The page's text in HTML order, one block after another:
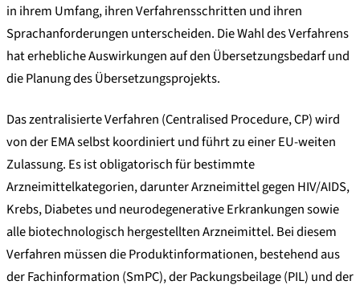
in ihrem Umfang, ihren Verfahrensschritten und ihren
Sprachanforderungen unterscheiden. Die Wahl des Verfahrens
hat erhebliche Auswirkungen auf den Übersetzungsbedarf und
die Planung des Übersetzungsprojekts.
Das zentralisierte Verfahren (Centralised Procedure, CP) wird
von der EMA selbst koordiniert und führt zu einer EU-weiten
Zulassung. Es ist obligatorisch für bestimmte
Arzneimittelkategorien, darunter Arzneimittel gegen HIV/AIDS,
Krebs, Diabetes und neurodegenerative Erkrankungen sowie
alle biotechnologisch hergestellten Arzneimittel. Bei diesem
Verfahren müssen die Produktinformationen, bestehend aus
der Fachinformation (SmPC), der Packungsbeilage (PIL) und der